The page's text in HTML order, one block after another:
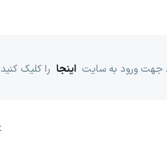
جهت ورود به سایت اینجا را کلیک کنید